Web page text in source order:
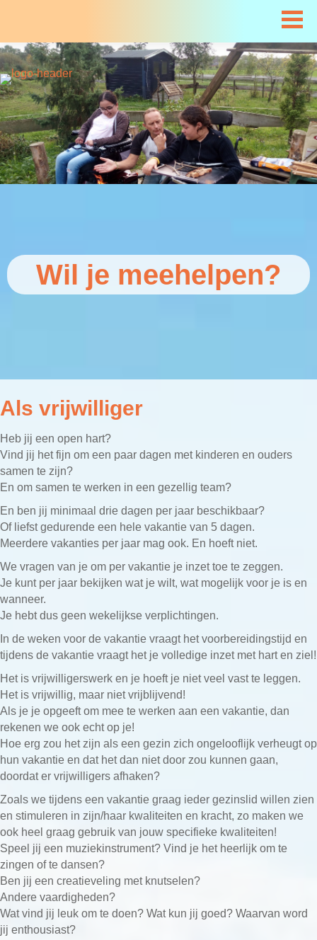
Wil je meehelpen?
Als vrijwilliger
Heb jij een open hart?
Vind jij het fijn om een paar dagen met kinderen en ouders
samen te zijn?
En om samen te werken in een gezellig team?
En ben jij minimaal drie dagen per jaar beschikbaar?
Of liefst gedurende een hele vakantie van 5 dagen.
Meerdere vakanties per jaar mag ook. En hoeft niet.
We vragen van je om per vakantie je inzet toe te zeggen.
Je kunt per jaar bekijken wat je wilt, wat mogelijk voor je is en
wanneer.
Je hebt dus geen wekelijkse verplichtingen.
In de weken voor de vakantie vraagt het voorbereidingstijd en
tijdens de vakantie vraagt het je volledige inzet met hart en ziel!
Het is vrijwilligerswerk en je hoeft je niet veel vast te leggen.
Het is vrijwillig, maar niet vrijblijvend!
Als je je opgeeft om mee te werken aan een vakantie, dan
rekenen we ook echt op je!
Hoe erg zou het zijn als een gezin zich ongelooflijk verheugt op
hun vakantie en dat het dan niet door zou kunnen gaan,
doordat er vrijwilligers afhaken?
Zoals we tijdens een vakantie graag ieder gezinslid willen zien
en stimuleren in zijn/haar kwaliteiten en kracht, zo maken we
ook heel graag gebruik van jouw specifieke kwaliteiten!
Speel jij een muziekinstrument? Vind je het heerlijk om te
zingen of te dansen?
Ben jij een creatieveling met knutselen?
Andere vaardigheden?
Wat vind jij leuk om te doen? Wat kun jij goed? Waarvan word
jij enthousiast?